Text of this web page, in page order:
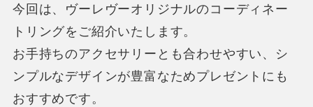
今回は、ヴーレヴーオリジナルのコーディネー
トリングをご紹介いたします。
お手持ちのアクセサリーとも合わせやすい、シ
ンプルなデザインが豊富なためプレゼントにも
おすすめです。